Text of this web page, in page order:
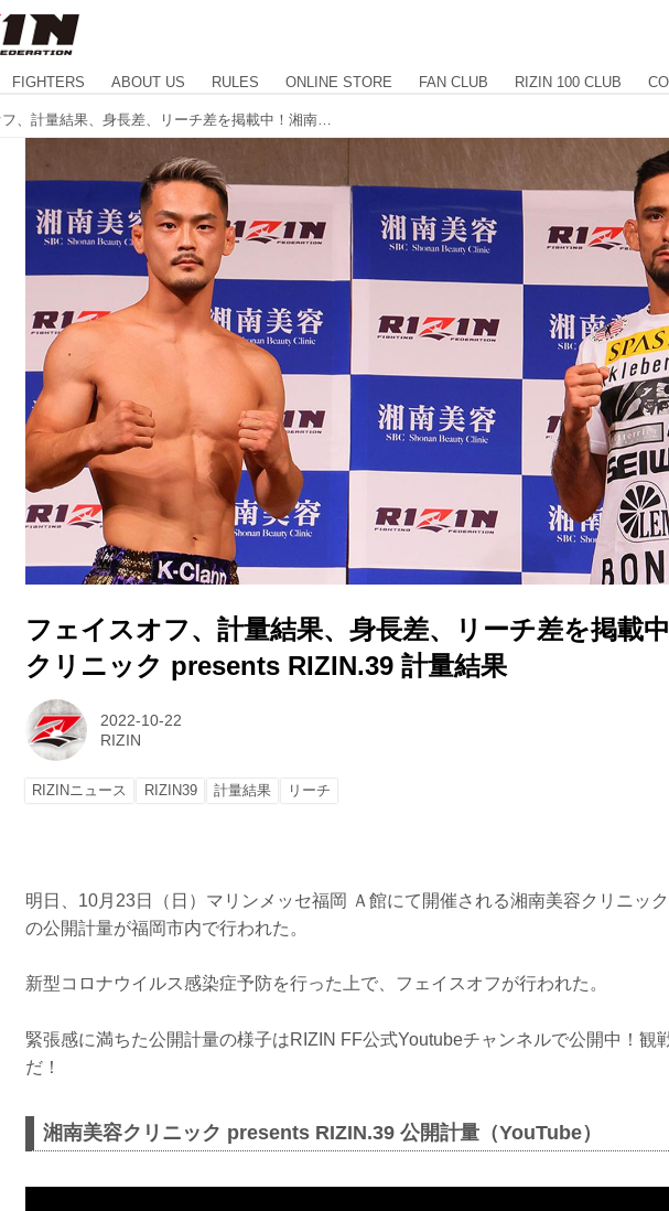
FIGHTERS ABOUT US RULES ONLINE STORE FAN CLUB RIZIN 100 CLUB
フェイスオフ、計量結果、身長差、リーチ差を掲載
クリニック presents RIZIN.39 計量結果
2022-10-22
RIZIN
RIZINニュース RIZIN39 計量結果 リーチ
明日、10月23日（日）マリンメッセ福岡 Ａ館にて開催される湘南美容クリニッ
の公開計量が福岡市内で行われた。
新型コロナウイルス感染症予防を行った上で、フェイスオフが行われた。
緊張感に満ちた公開計量の様子はRIZIN FF公式Youtubeチャンネルで公開中！観
だ！
湘南美容クリニック presents RIZIN.39 公開計量（YouTube）